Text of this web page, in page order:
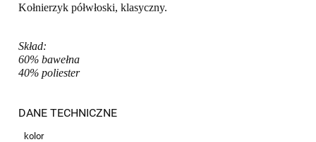
Kołnierzyk półwłoski, klasyczny.
Skład:
60% bawełna
40% poliester
DANE TECHNICZNE
kolor